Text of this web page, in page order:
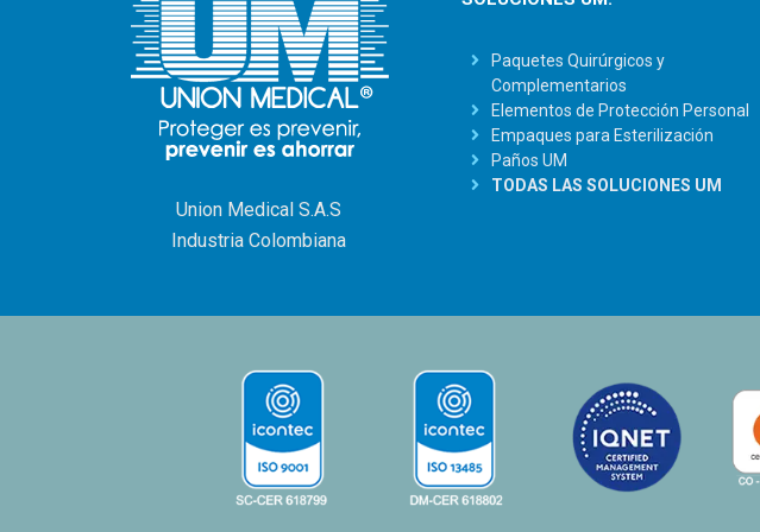
Union Medical S.A.S
Industria Colombiana
Paquetes Quirúrgicos y
Complementarios
Elementos de Protección Personal
Empaques para Esterilización
Paños UM
TODAS LAS SOLUCIONES UM